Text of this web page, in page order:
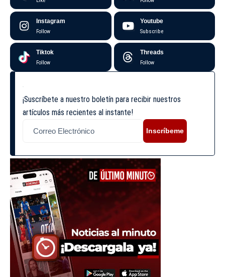
Instagram
Follow
Youtube
Subscribe
Tiktok
Follow
Threads
Follow
¡Suscríbete a nuestro boletín para recibir nuestros
artículos más recientes al instante!
Inscríbeme